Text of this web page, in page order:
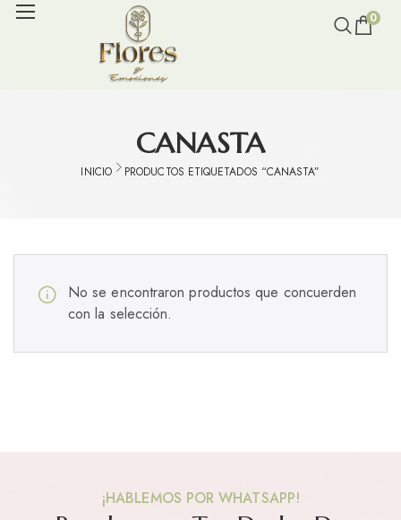
0
CANASTA
INICIO PRODUCTOS ETIQUETADOS “CANASTA”
No se encontraron productos que concuerden
con la selección.
¡HABLEMOS POR WHATSAPP!